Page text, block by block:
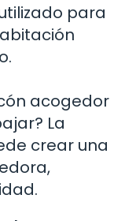
para
acogedor
La
crear una